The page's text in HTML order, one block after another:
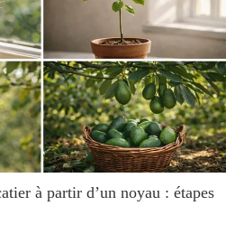
à partir d’un noyau : étapes